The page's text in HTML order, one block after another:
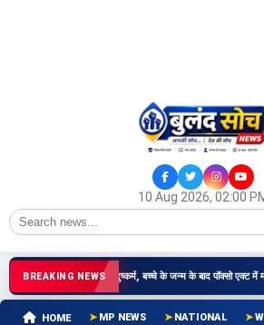
10 Aug 2026, 02:00
BREAKING NEWS
किशोरी से रिश्तेदार ने किया दुष्कर्म, बच्चे के जन्म के बाद पॉक्सो एक्ट में
HOME MP NEWS NATIONAL